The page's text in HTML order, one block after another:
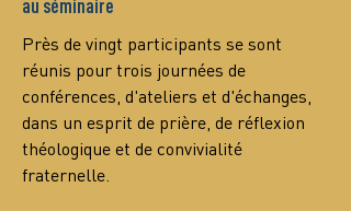
au séminaire
Près de vingt participants se sont
réunis pour trois journées de
conférences, d'ateliers et d'échanges,
dans un esprit de prière, de réflexion
théologique et de convivialité
fraternelle.